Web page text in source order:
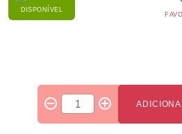
DISPONÍVEL